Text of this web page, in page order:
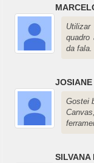
quadro
da fala.
Gostei
SILVANA